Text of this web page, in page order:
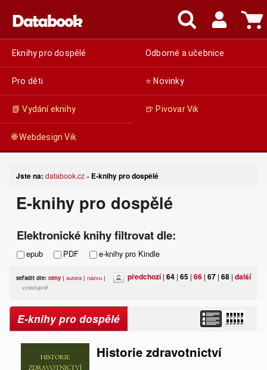
Eknihy pro dospělé Odborné a učebnice
Pro děti ⭐ Novinky
📗 Vydání eknihy 🍺 Pivovar Vik
🌐 Webdesign Vik
Jste na: databook.cz » E-knihy pro dospělé
E-knihy pro dospělé
Elektronické knihy filtrovat dle:
epub PDF e-knihy pro Kindle
předchozí| 64 | 65 | 66 | 67 | 68 | další
seřadit dle: ceny | autora | názvu |
vzestupně
E-knihy pro dospělé
Historie zdravotnictví